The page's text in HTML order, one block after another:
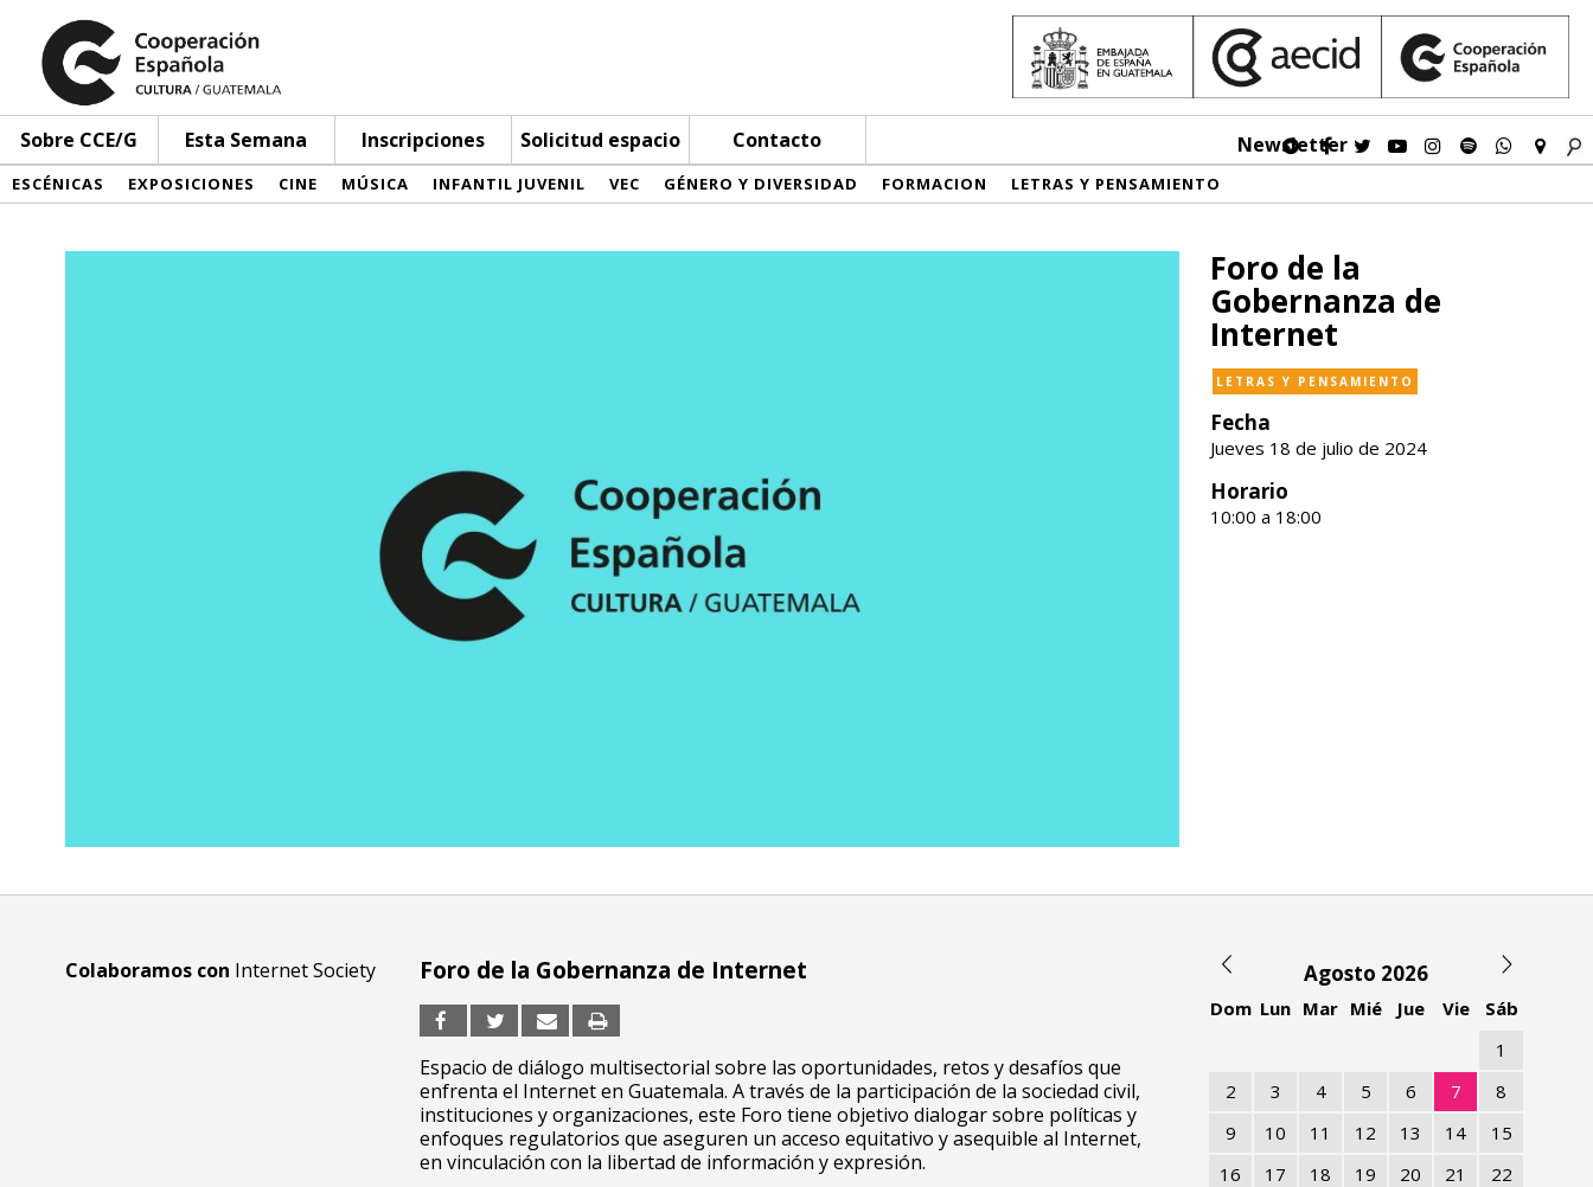
Sobre CCE/G Esta Semana Inscripciones Solicitud espacio Contacto Newsletter
ESCÉNICAS EXPOSICIONES CINE MÚSICA INFANTIL JUVENIL VEC GÉNERO Y DIVERSIDAD FORMACION LETRAS Y PENSAMIENTO
Foro de la
Gobernanza de
Internet
LETRAS Y PENSAMIENTO
Fecha
Jueves 18 de julio de 2024
Horario
10:00 a 18:00
Colaboramos con Internet Society Foro de la Gobernanza de Internet
Espacio de diálogo multisectorial sobre las oportunidades, retos y desafíos que
enfrenta el Internet en Guatemala. A través de la participación de la sociedad civil,
instituciones y organizaciones, este Foro tiene objetivo dialogar sobre políticas y
enfoques regulatorios que aseguren un acceso equitativo y asequible al Internet,
en vinculación con la libertad de información y expresión.
Agosto 2026
Dom Lun Mar Mié Jue Vie
Sáb
1
2
3 4 5 6 7
8
9
10 11 12 13 14
15
16
17 18 19 20 21
22